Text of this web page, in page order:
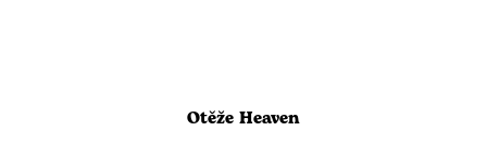
Otěže Heaven